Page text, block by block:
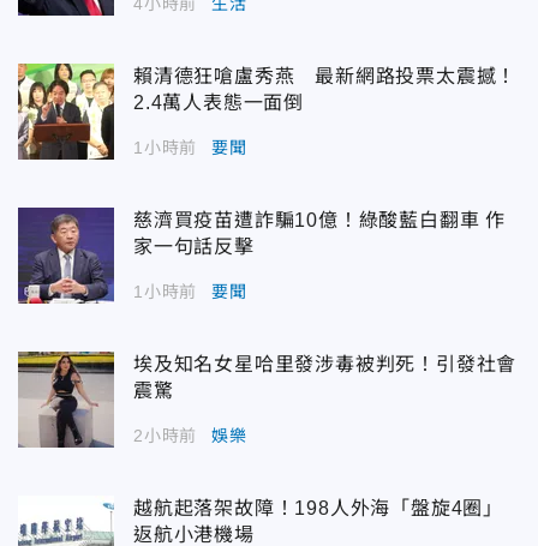
賴清德狂嗆盧秀燕 最新網路投票太震撼！
2.4萬人表態一面倒
1小時前 要聞
慈濟買疫苗遭詐騙10億！綠酸藍白翻車 作
家一句話反擊
1小時前 要聞
埃及知名女星哈里發涉毒被判死！引發社會
震驚
2小時前 娛樂
越航起落架故障！198人外海「盤旋4圈」
返航小港機場